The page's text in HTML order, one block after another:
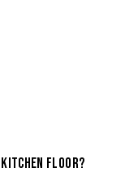
FLOOR?